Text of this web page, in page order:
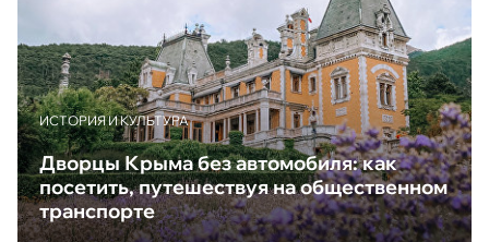
ИСТОРИЯ И КУЛЬТУРА
Дворцы Крыма без автомобиля: как
посетить, путешествуя на общественном
транспорте